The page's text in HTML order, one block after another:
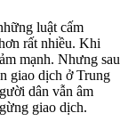
luật cấm
rất nhiều. Khi
mạnh. Nhưng sau
giao dịch ở Trung
dân vẫn âm
giao dịch.